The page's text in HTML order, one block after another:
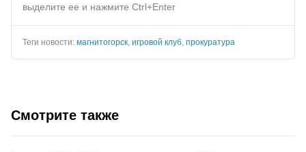
выделите ее и нажмите Ctrl+Enter
Теги новости: магнитогорск игровой клуб прокуратура
Смотрите также